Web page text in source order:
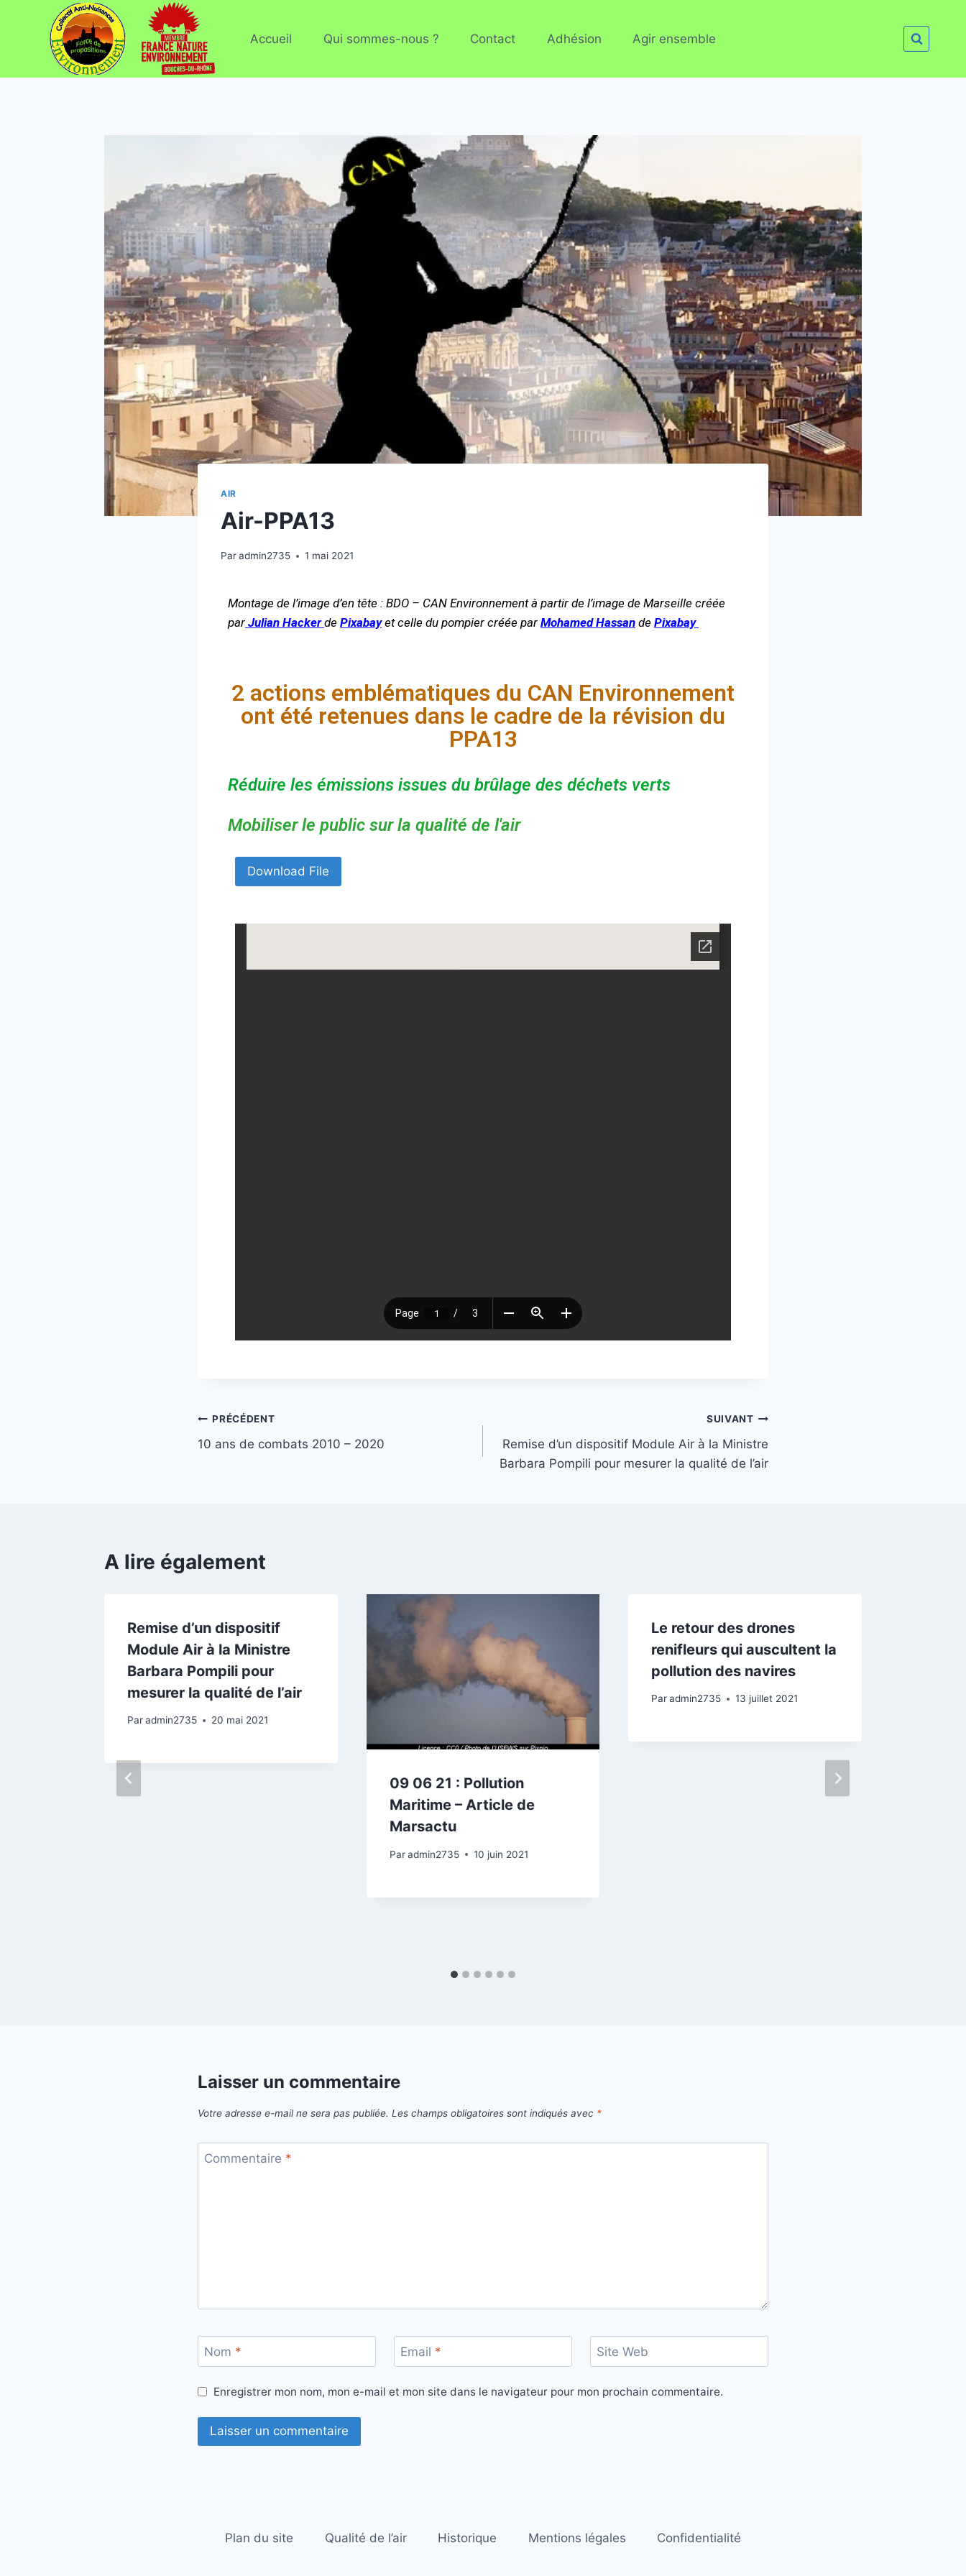
Accueil Qui sommes-nous ? Contact Adhésion Agir ensemble
AIR
Air-PPA13
Paradmin2735 1 mai 2021
Montage de l’image d’en tête : BDO – CAN Environnement à partir de l’image de Marseille créée
par Julian Hacker de Pixabayet celle du pompier créée par Mohamed Hassan de Pixabay
2 actions emblématiques du CAN Environnement
ont été retenues dans le cadre de la révision du
PPA13
Réduire les émissions issues du brûlage des déchets verts
Mobiliser le public sur la qualité de l'air
Download File
PRÉCÉDENT
10 ans de combats 2010 – 2020
SUIVANT
Remise d’un dispositif Module Air à la Ministre
Barbara Pompili pour mesurer la qualité de l’air
A lire également
Remise d’un dispositif
Module Air à la Ministre
Barbara Pompili pour
mesurer la qualité de l’air
Paradmin2735 20 mai 2021
09 06 21 : Pollution
Maritime – Article de
Marsactu
Par admin2735 10 juin 2021
Le retour des drones
renifleurs qui auscultent la
pollution des navires
Par admin2735 13 juillet 2021
Laisser un commentaire
Votre adresse e-mail ne sera pas publiée. Les champs obligatoires sont indiqués avec *
Commentaire *
Nom * Email * Site Web
Enregistrer mon nom, mon e-mail et mon site dans le navigateur pour mon prochain commentaire.
Plan du site Qualité de l’air Historique Mentions légales Confidentialité